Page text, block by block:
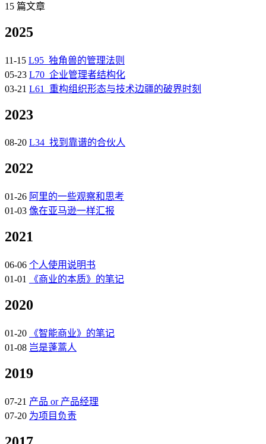
15 篇文章
2025
11-15 L95_独角兽的管理法则
05-23 L70_企业管理者结构化
03-21 L61_重构组织形态与技术边疆的破界时刻
2023
08-20 L34_找到靠谱的合伙人
2022
01-26 阿里的一些观察和思考
01-03 像在亚马逊一样汇报
2021
06-06 个人使用说明书
01-01
《商业的本质》的笔记
2020
01-20
《智能商业》的笔记
01-08 岂是蓬蒿人
2019
07-21 产品 or 产品经理
07-20 为项目负责